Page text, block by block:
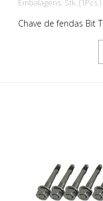
Embalagens: Stk. (1Pcs.)
Chave de fendas Bit